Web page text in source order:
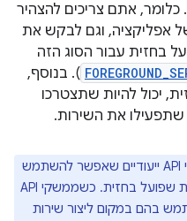
אתם צריכים להצהיר
אפליקציה, וגם לבקש את
בחזית עבור הסוג הזה
). בנוסף,
יכול להיות שתצטרכו
את השירות.
בהרבה מקרים, יש ממשקי API ייעודיים שאפשר להשתמש
בהם במקום ליצור סוג מסוים של שירות שפועל בחזית. כשממשקי API
בהם במקום ליצור שירות